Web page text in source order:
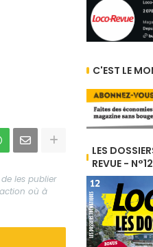
les publier
où à
C'EST LE
LES
REVUE - N°12